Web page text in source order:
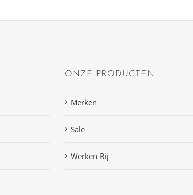
ONZE PRODUCTEN
Merken
Sale
Werken Bij